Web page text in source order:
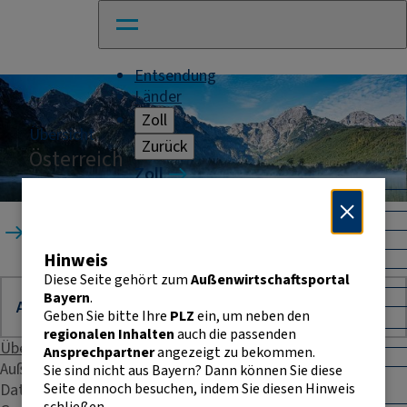
Entsendung
Länder
Zoll
Zurück
Zoll
Warenverkehr mit Drittländern
Warenursprung und Präferenzen
Warenverkehr innerhalb der EU
Allgemeines
Intrahandelsstatistik
Umsatzsteuer-
Identifikationsnummer
Übersicht
Österreich
Übersicht
Außenhandelsstatistik
Daten & Fakten
Hinweis
Diese Seite gehört zumAußenwirtschaftsportal
Bayern.
Geben Sie bitte Ihre PLZein, um neben den
regionalen Inhaltenauch die passenden
Ansprechpartnerangezeigt zu bekommen.
Sie sind nicht aus Bayern? Dann können Sie diese
Seite dennoch besuchen, indem Sie diesen Hinweis